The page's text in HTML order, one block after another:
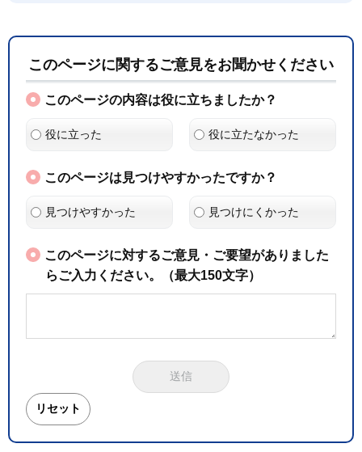
このページに関するご意見をお聞かせください
このページの内容は役に立ちましたか？
役に立った 役に立たなかった
このページは見つけやすかったですか？
見つけやすかった 見つけにくかった
このページに対するご意見・ご要望がありました
らご入力ください。（最大150文字）